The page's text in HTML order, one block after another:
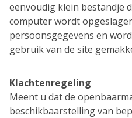
eenvoudig klein bestandje
computer wordt
persoonsgegevens en
gebruik van de site
Klachtenregeling
Meent u dat de
beschikbaarstelling van